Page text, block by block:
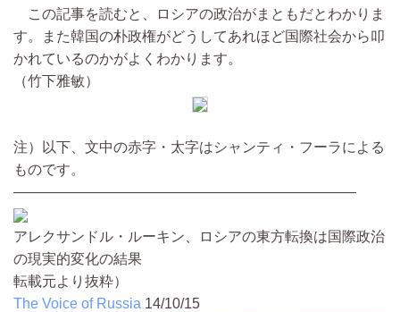
この記事を読むと、ロシアの政治がまともだとわかりま
す。また韓国の朴政権がどうしてあれほど国際社会から叩
かれているのかがよくわかります。
（竹下雅敏）
注）以下、文中の赤字・太字はシャンティ・フーラによる
ものです。
――――――――――――――――――――――――
アレクサンドル・ルーキン、ロシアの東方転換は国際政治
の現実的変化の結果
転載元より抜粋）
The Voice of Russia 14/10/15